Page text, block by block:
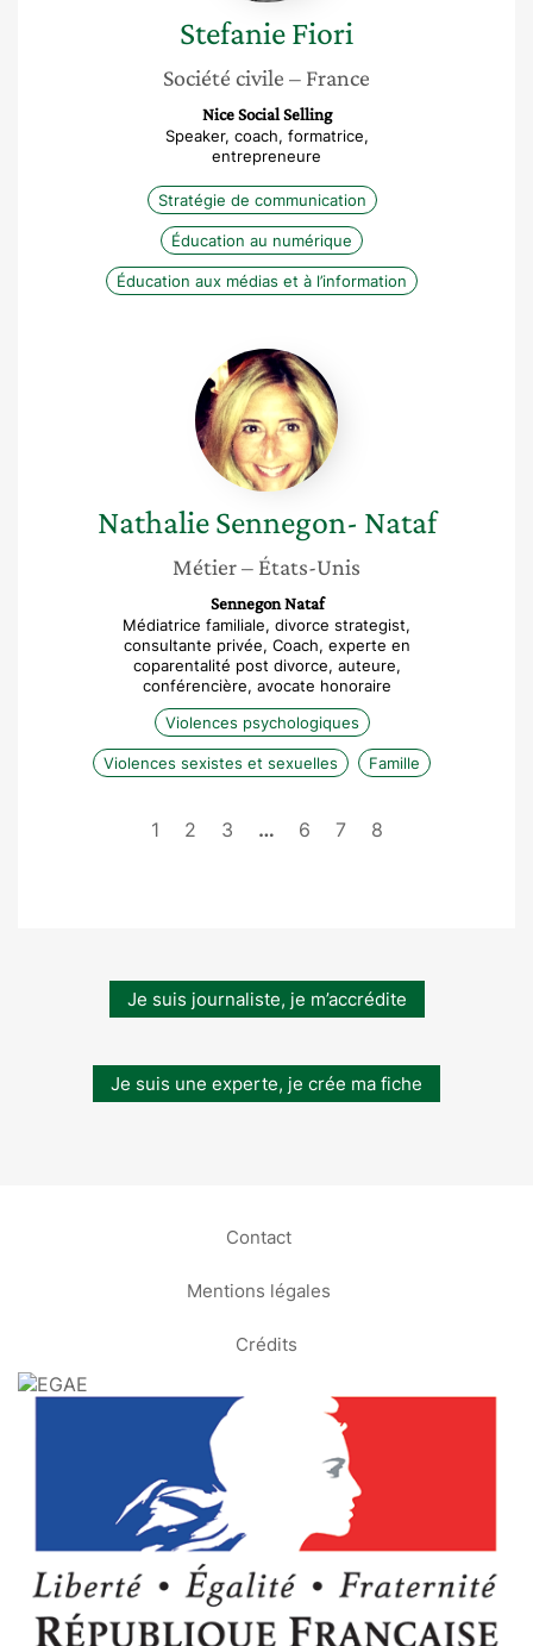
StefanieFiori
Société civile – France
Nice Social Selling
Speaker, coach, formatrice,
entrepreneure
Stratégie de communication
Éducation au numérique
Éducation aux médias et à l’information
Nathalie
Sennegon-
Nataf
Nathalie Sennegon- Nataf
Métier– États-Unis
Sennegon Nataf
Médiatrice familiale, divorce strategist,
consultante privée, Coach, experte en
coparentalité post divorce, auteure,
conférencière, avocate honoraire
Violences psychologiques
Violences sexistes et sexuelles Famille
1 2 3 … 6 7 8
Je suis journaliste, je m’accrédite
Je suis une experte, je crée ma fiche
Contact
Mentions légales
Crédits